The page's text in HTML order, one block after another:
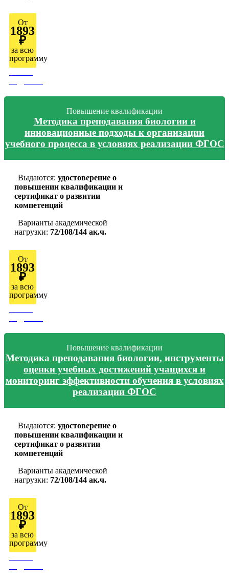
От
1893
₽
за всю
программу
Повышение квалификации
Методика преподавания биологии и
инновационные подходы к организации
учебного процесса в условиях реализации ФГОС
Выдаются: удостоверение о
повышении квалификации и
сертификат о развитии
компетенций
Варианты академической
нагрузки: 72/108/144 ак.ч.
От
1893
₽
за всю
программу
Повышение квалификации
Методика преподавания биологии, инструменты
оценки учебных достижений учащихся и
мониторинг эффективности обучения в условиях
реализации ФГОС
Выдаются: удостоверение о
повышении квалификации и
сертификат о развитии
компетенций
Варианты академической
нагрузки: 72/108/144 ак.ч.
От
1893
₽
за всю
программу